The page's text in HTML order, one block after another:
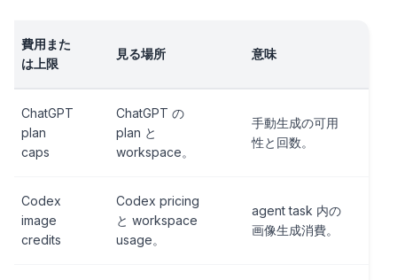
費用また
は上限
見る場所 意味
ChatGPT
plan
caps
ChatGPT の
plan と
workspace。
手動生成の可用
性と回数。
Codex
image
credits
Codex pricing
と workspace
usage。
agent task 内の
画像生成消費。